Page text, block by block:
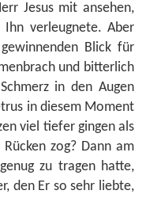
Jesus mit ansehen,
Ihn verleugnete. Aber
Blick für
und bitterlich
in den Augen
in diesem Moment
viel tiefer gingen als
zog? Dann am
zu tragen hatte,
den Er so sehr liebte,